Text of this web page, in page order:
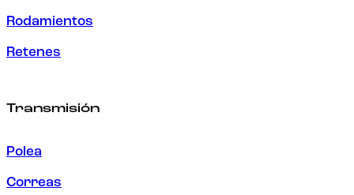
Rodamientos
Retenes
Transmisión
Polea
Correas